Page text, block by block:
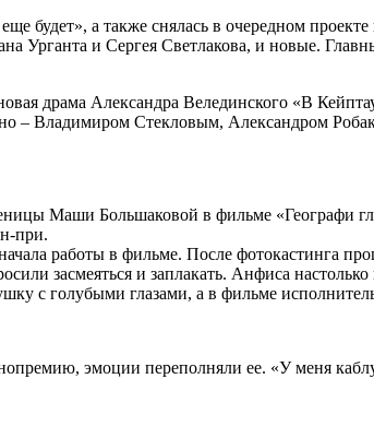
будет», а также снялась в очередном
и Сергея Светлакова, и новые.
драма Александра Велединского «В
– Владимиром Стекловым, Александром
Маши Большаковой в фильме «Географи
при.
работы в фильме. После фотокастинга
засмеяться и заплакать. Анфиса
с голубыми глазами, а в фильме
эмоции переполняли ее. «У меня